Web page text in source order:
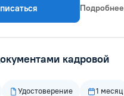
Подробнее
кадровой
Удостоверение 1 месяц